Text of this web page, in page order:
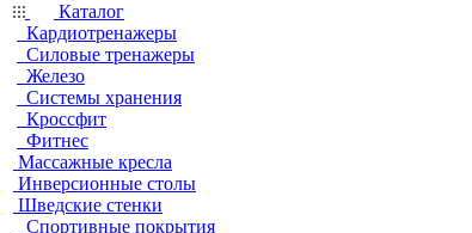
Каталог
Кардиотренажеры
Силовые тренажеры
Железо
Системы хранения
Кроссфит
Фитнес
Массажные кресла
Инверсионные столы
Шведские стенки
Спортивные покрытия